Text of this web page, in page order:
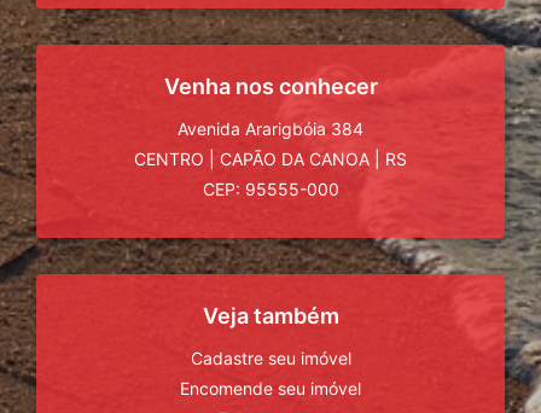
Venha nos conhecer
Avenida Ararigbóia 384
CENTRO
CAPÃO DA CANOA
RS
CEP: 95555-000
Veja também
Cadastre seu imóvel
Encomende seu imóvel